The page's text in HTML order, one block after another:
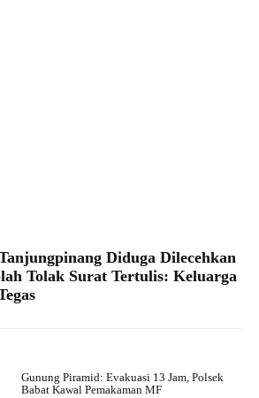
Diduga Dilecehkan
Tolak Surat Tertulis: Keluarga
Gunung Piramid: Evakuasi 13 Jam, Polsek
Babat Kawal Pemakaman MF